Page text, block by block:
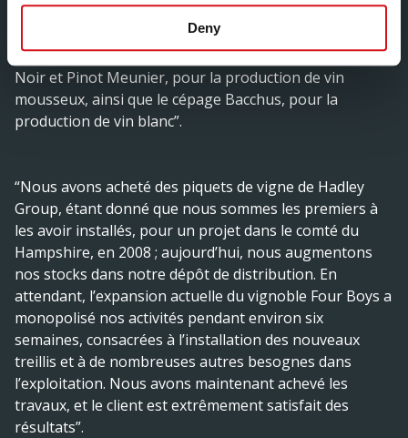
Deny
Paul Woodrow-­Hill ajoute: “Au Four Boys Vineyard,
nous avons planté au départ, en 2009, les cépages
classiques du Champagne, à savoir Chardonnay, Pinot
Noir et Pinot Meunier, pour la production de vin
mousseux, ainsi que le cépage Bacchus, pour la
production de vin blanc”.
“Nous avons acheté des piquets de vigne de Hadley
Group, étant donné que nous sommes les premiers à
les avoir installés, pour un projet dans le comté du
Hampshire, en 2008 ; aujourd’hui, nous augmentons
nos stocks dans notre dépôt de distribution. En
attendant, l’expansion actuelle du vignoble Four Boys a
monopolisé nos activités pendant environ six
semaines, consacrées à l’installation des nouveaux
treillis et à de nombreuses autres besognes dans
l’exploitation. Nous avons maintenant achevé les
travaux, et le client est extrêmement satisfait des
résultats”.